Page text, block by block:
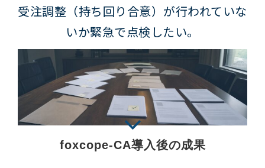
受注調整（持ち回り合意）が行われていな
いか緊急で点検したい。
foxcope-CA導入後の成果